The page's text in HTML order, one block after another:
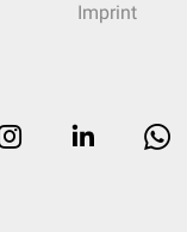
Imprint